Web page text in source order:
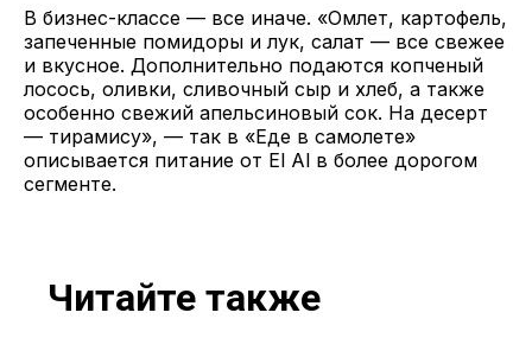
В бизнес-классе — все иначе. «Омлет, картофель,
запеченные помидоры и лук, салат — все свежее
и вкусное. Дополнительно подаются копченый
лосось, оливки, сливочный сыр и хлеб, а также
особенно свежий апельсиновый сок. На десерт
— тирамису», — так в «Еде в самолете»
описывается питание от El Al в более дорогом
сегменте.
Читайте также